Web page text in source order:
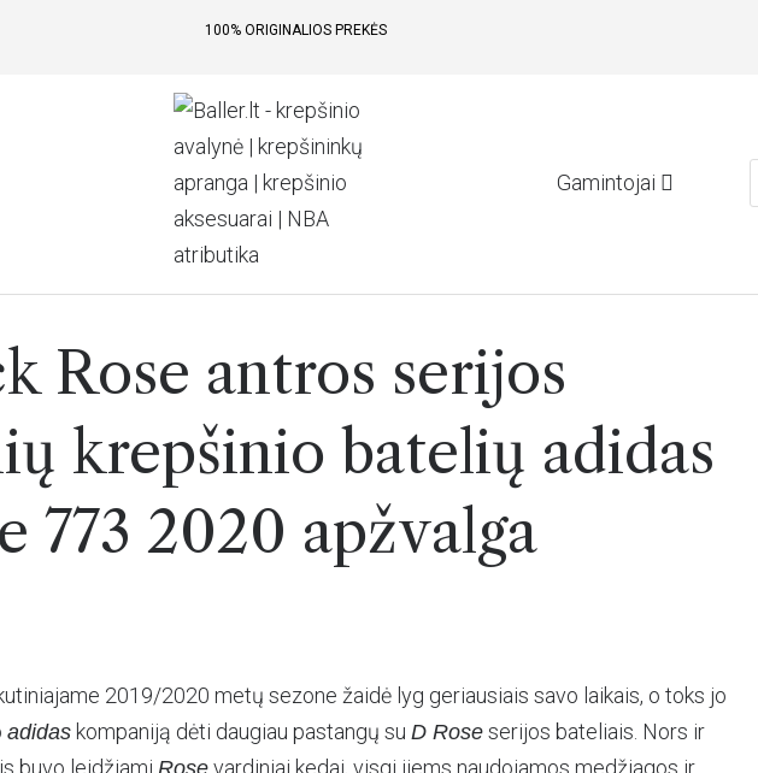
100% ORIGINALIOS PREKĖS
Gamintojai
Rose antros serijos
krepšinio batelių adidas
773 2020 apžvalga
2019/2020 metų sezone žaidė lyg geriausiais savo laikais, o toks jo
adidas kompaniją dėti daugiau pastangų su D Rose serijos bateliais. Nors ir
buvo leidžiami Rose vardiniai kedai, visgi jiems naudojamos medžiagos ir